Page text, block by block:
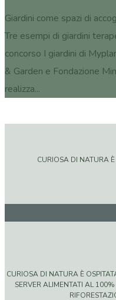
Giardini come spazi di
Tre esempi di giardini
concorso I giardini di
& Garden e Fondazione
realizza...
CURIOSA DI NATURA
CURIOSA DI NATURA È
SERVER ALIMENTATI AL